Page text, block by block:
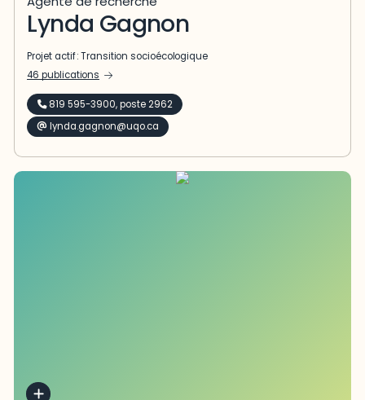
Lynda Gagnon
Projet actif :Transition socioécologique
46 publications
819 595-3900, poste 2962
lynda.gagnon@uqo.ca